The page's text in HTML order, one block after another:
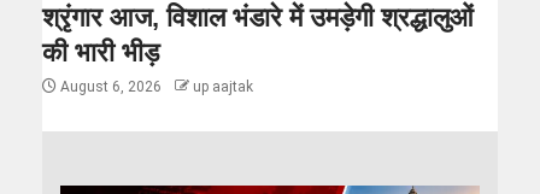
श्रृंगार आज, विशाल भंडारे में उमड़ेगी श्रद्धालुओं
की भारी भीड़
August 6, 2026 up aajtak